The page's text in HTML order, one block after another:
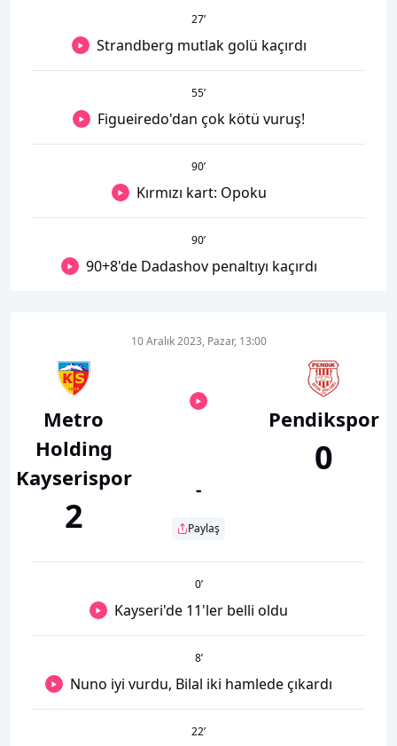
27’
Strandberg mutlak golü kaçırdı
55’
Figueiredo'dan çok kötü vuruş!
90’
Kırmızı kart: Opoku
90’
90+8'de Dadashov penaltıyı kaçırdı
Metro
Holding
Kayserispor
2
10 Aralık 2023, Pazar, 13:00
-
Paylaş
Pendikspor
0
0’
Kayseri'de 11'ler belli oldu
8’
Nuno iyi vurdu, Bilal iki hamlede çıkardı
22’